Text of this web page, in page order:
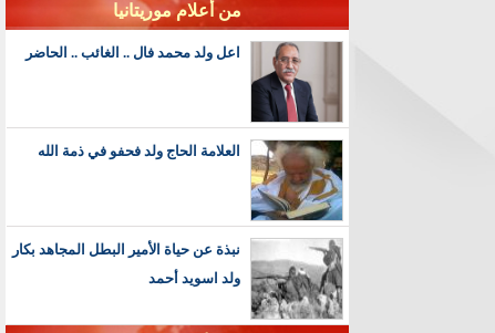
من أعلام موريتانيا
اعل ولد محمد فال .. الغائب .. الحاضر
العلامة الحاج ولد فحفو في ذمة الله
نبذة عن حياة الأمير البطل المجاهد بكار
ولد اسويد أحمد